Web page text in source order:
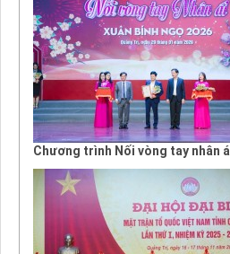
Chương trình Nối vòng tay nhân